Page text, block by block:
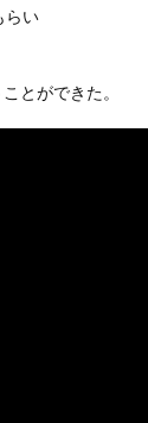
らい
とができた。